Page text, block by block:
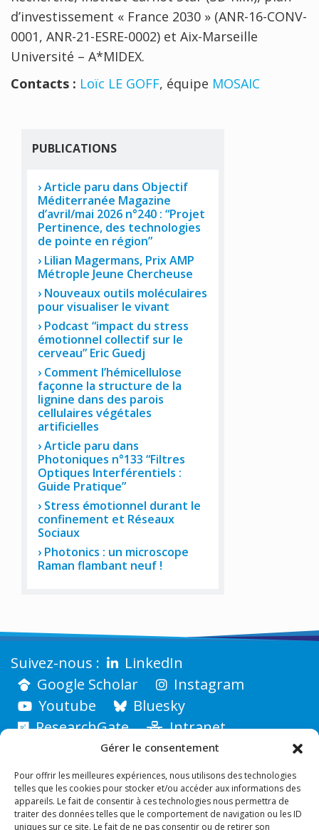
Gérer le consentement
Pour offrir les meilleures expériences, nous utilisons des technologies
telles que les cookies pour stocker et/ou accéder aux informations des
appareils. Le fait de consentir à ces technologies nous permettra de
traiter des données telles que le comportement de navigation ou les ID
uniques sur ce site. Le fait de ne pas consentir ou de retirer son
d’investissement « France 2030 » (ANR-16-CONV-
0001, ANR-21-ESRE-0002) et Aix-Marseille
Université – A*MIDEX.
Contacts : Loïc LE GOFF, équipe MOSAIC
PUBLICATIONS
Article paru dans Objectif
Méditerranée Magazine
d’avril/mai 2026 n°240 : “Projet
Pertinence, des technologies
de pointe en région”
Lilian Magermans, Prix AMP
Métrople Jeune Chercheuse
Nouveaux outils moléculaires
pour visualiser le vivant
Podcast “impact du stress
émotionnel collectif sur le
cerveau” Eric Guedj
Comment l’hémicellulose
façonne la structure de la
lignine dans des parois
cellulaires végétales
artificielles
Article paru dans
Photoniques n°133 “Filtres
Optiques Interférentiels :
Guide Pratique”
Stress émotionnel durant le
confinement et Réseaux
Sociaux
Photonics : un microscope
Raman flambant neuf !
LinkedIn
Google Scholar
Instagram
Youtube
Bluesky
ResearchGate
Intranet